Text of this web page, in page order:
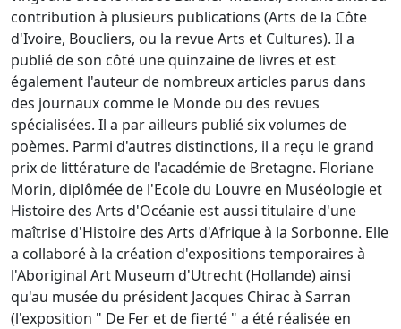
contribution à plusieurs publications (Arts de la Côte
d'Ivoire, Boucliers, ou la revue Arts et Cultures). Il a
publié de son côté une quinzaine de livres et est
également l'auteur de nombreux articles parus dans
des journaux comme le Monde ou des revues
spécialisées. Il a par ailleurs publié six volumes de
poèmes. Parmi d'autres distinctions, il a reçu le grand
prix de littérature de l'académie de Bretagne. Floriane
Morin, diplômée de l'Ecole du Louvre en Muséologie et
Histoire des Arts d'Océanie est aussi titulaire d'une
maîtrise d'Histoire des Arts d'Afrique à la Sorbonne. Elle
a collaboré à la création d'expositions temporaires à
l'Aboriginal Art Museum d'Utrecht (Hollande) ainsi
qu'au musée du président Jacques Chirac à Sarran
(l'exposition " De Fer et de fierté " a été réalisée en